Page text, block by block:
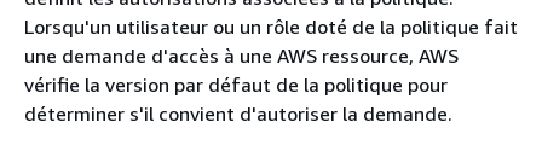
Lorsqu'un utilisateur ou un rôle doté de la politique fait
une demande d'accès à une AWS ressource, AWS
vérifie la version par défaut de la politique pour
déterminer s'il convient d'autoriser la demande.